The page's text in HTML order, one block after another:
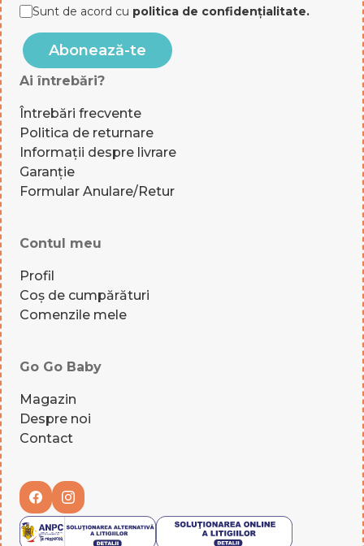
Sunt de acord cu politica de confidențialitate.
Abonează-te
Ai întrebări?
Întrebări frecvente
Politica de returnare
Informații despre livrare
Garanție
Formular Anulare/Retur
Contul meu
Profil
Coș de cumpărături
Comenzile mele
Go Go Baby
Magazin
Despre noi
Contact